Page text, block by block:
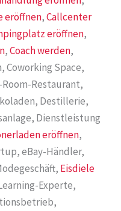
eröffnen,Callcenter
eröffnen,
,Coach werden,
Coworking Space,
Restaurant,
Destillerie,
Dienstleistung
eröffnen,
eBay-Händler,
Eisdiele
Experte,